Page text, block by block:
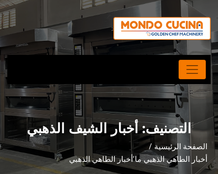
التصنيف:أخبار الشيف الذهبي
الصفحة الرئيسية
أخبار الطاهي الذهبي ما'أخبار الطاهي الذهبي